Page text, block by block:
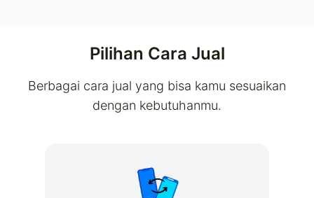
Pilihan Cara Jual
Berbagai cara jual yang bisa kamu sesuaikan
dengan kebutuhanmu.